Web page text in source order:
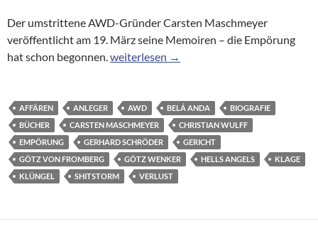
Der umstrittene AWD-Gründer Carsten Maschmeyer
veröffentlicht am 19. März seine Memoiren – die Empörung
hat schon begonnen.Der Selbstoptimierer
weiterlesen →
AFFÄREN ANLEGER AWD BELÁ ANDA
BIOGRAFIE
BÜCHER
CARSTEN MASCHMEYER
CHRISTIAN WULFF
EMPÖRUNG
GERHARD SCHRÖDER
GERICHT
GÖTZ VON FROMBERG
GÖTZ WENKER HELLS ANGELS
KLAGE
KLÜNGEL
SHITSTORM VERLUST